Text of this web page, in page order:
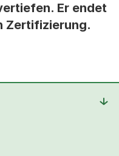
Er endet
Zertifizierung.